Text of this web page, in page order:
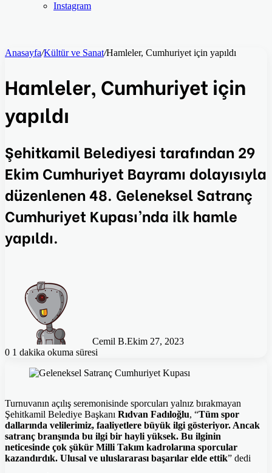
Instagram
Anasayfa/Kültür ve Sanat/Hamleler, Cumhuriyet için yapıldı
Hamleler, Cumhuriyet için
yapıldı
Şehitkamil Belediyesi tarafından 29
Ekim Cumhuriyet Bayramı dolayısıyla
düzenlenen 48. Geleneksel Satranç
Cumhuriyet Kupası’nda ilk hamle
yapıldı.
Cemil B.Ekim 27, 2023
0 1 dakika okuma süresi
Turnuvanın açılış seremonisinde sporcuları yalnız bırakmayan
Şehitkamil Belediye Başkanı Rıdvan Fadıloğlu, “Tüm spor
dallarında velilerimiz, faaliyetlere büyük ilgi gösteriyor. Ancak
satranç branşında bu ilgi bir hayli yüksek. Bu ilginin
neticesinde çok şükür Milli Takım kadrolarına sporcular
kazandırdık. Ulusal ve uluslararası başarılar elde ettik” dedi